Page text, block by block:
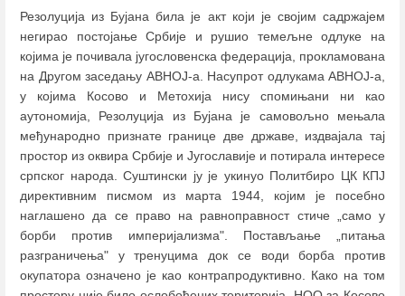
Резолуција из Бујана била је акт који је својим садржајем
негирао постојање Србије и рушио темељне одлуке на
којима је почивала југословенска федерација, прокламована
на Другом заседању АВНОЈ-а. Насупрот одлукама АВНОЈ-а,
у којима Косово и Метохија нису спомињани ни као
аутономија, Резолуција из Бујана је самовољно мењала
међународно признате границе две државе, издвајала тај
простор из оквира Србије и Југославије и потирала интересе
српског народа. Суштински ју је укинуо Политбиро ЦК КПЈ
директивним писмом из марта 1944, којим је посебно
наглашено да се право на равноправност стиче „само у
борби против империјализма". Постављање „питања
разграничења" у тренуцима док се води борба против
окупатора означено је као контрапродуктивно. Како на том